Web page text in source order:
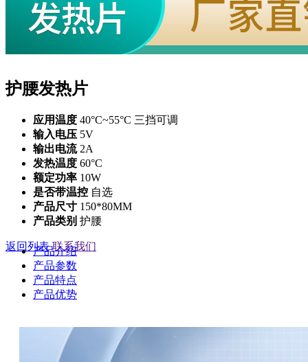
护腰发热片
应用温度 40°C~55°C 三挡可调
输入电压 5V
输出电流 2A
发热温度 60°C
额定功率 10W
是否带温控 自选
产品尺寸 150*80MM
产品类别 护腰
返回列表 联系我们
产品介绍
产品参数
产品特点
产品优势